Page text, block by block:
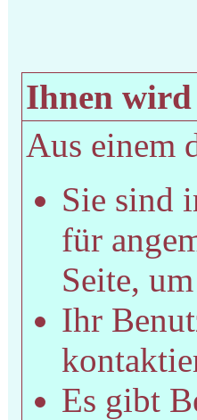
Ihnen wird
Aus einem
Sie sind
für
Seite,
Ihr
Es gibt